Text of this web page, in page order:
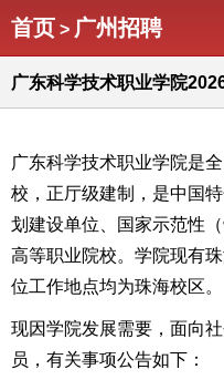
首页 > 广州招聘
广东科学技术职业学院
广东科学技术职业学院是
校，正厅级建制，是中国
划建设单位、国家示范性
高等职业院校。学院现有
位工作地点均为珠海校区。
现因学院发展需要，面向
员，有关事项公告如下：